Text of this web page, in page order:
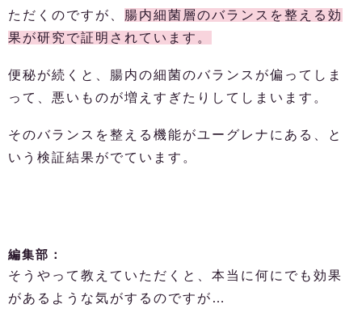
ただくのですが、 腸内細菌層のバランスを整える効
果が研究で証明されています。
便秘が続くと、腸内の細菌のバランスが偏ってしま
って、悪いものが増えすぎたりしてしまいます。
そのバランスを整える機能がユーグレナにある、と
いう検証結果がでています。
編集部：
そうやって教えていただくと、本当に何にでも効果
があるような気がするのですが…